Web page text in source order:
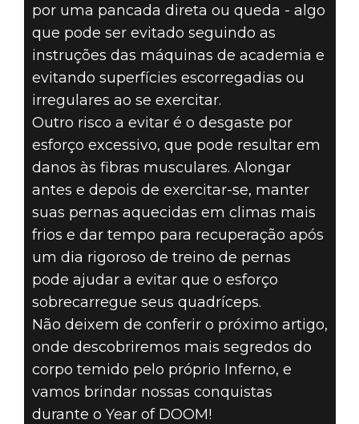
por uma pancada direta ou queda - algo
que pode ser evitado seguindo as
instruções das máquinas de academia e
evitando superfícies escorregadias ou
irregulares ao se exercitar.
Outro risco a evitar é o desgaste por
esforço excessivo, que pode resultar em
danos às fibras musculares. Alongar
antes e depois de exercitar-se, manter
suas pernas aquecidas em climas mais
frios e dar tempo para recuperação após
um dia rigoroso de treino de pernas
pode ajudar a evitar que o esforço
sobrecarregue seus quadríceps.
Não deixem de conferir o próximo artigo,
onde descobriremos mais segredos do
corpo temido pelo próprio Inferno, e
vamos brindar nossas conquistas
durante o Year of DOOM!